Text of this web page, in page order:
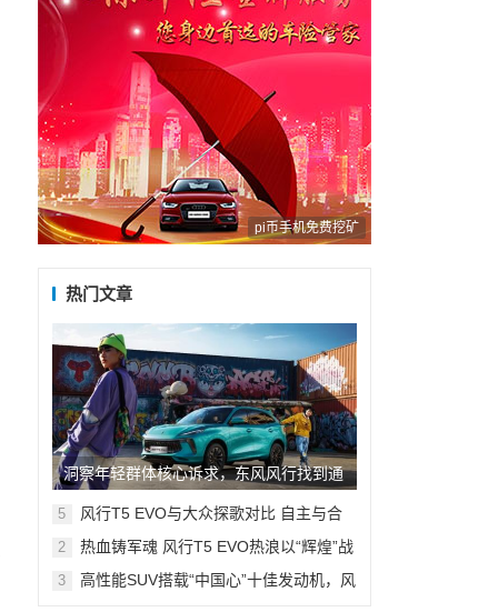
pi币手机免费挖矿
热门文章
洞察年轻群体核心诉求，东风风行找到通
关密码！
5
风行T5 EVO与大众探歌对比 自主与合
2
热血铸军魂 风行T5 EVO热浪以“辉煌”战
3
高性能SUV搭载“中国心”十佳发动机，风